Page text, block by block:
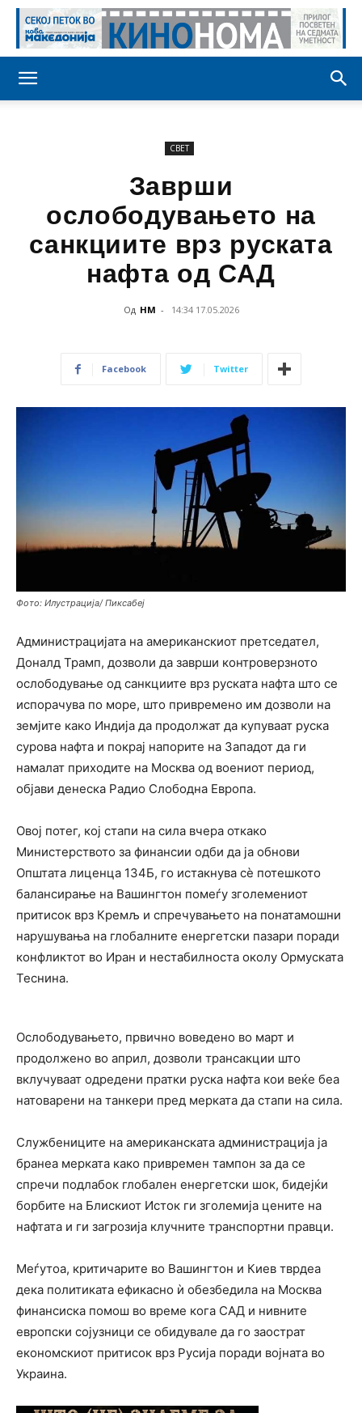
СВЕТ
Заврши
ослободувањето на
санкциите врз руската
нафта од САД
Од НМ - 14:34 17.05.2026
Facebook Twitter
Фото: Илустрација/ Пиксабеј
Администрацијата на американскиот претседател,
Доналд Трамп, дозволи да заврши контроверзното
ослободување од санкциите врз руската нафта што се
испорачува по море, што привремено им дозволи на
земјите како Индија да продолжат да купуваат руска
сурова нафта и покрај напорите на Западот да ги
намалат приходите на Москва од воениот период,
објави денеска Радио Слободна Европа.
Овој потег, кој стапи на сила вчера откако
Министерството за финансии одби да ја обнови
Општата лиценца 134Б, го истакнува сè потешкото
балансирање на Вашингтон помеѓу зголемениот
притисок врз Кремљ и спречувањето на понатамошни
нарушувања на глобалните енергетски пазари поради
конфликтот во Иран и нестабилноста околу Ормуската
Теснина.
Ослободувањето, првично воведено во март и
продолжено во април, дозволи трансакции што
вклучуваат одредени пратки руска нафта кои веќе беа
натоварени на танкери пред мерката да стапи на сила.
Службениците на американската администрација ја
бранеа мерката како привремен тампон за да се
спречи подлабок глобален енергетски шок, бидејќи
борбите на Блискиот Исток ги зголемија цените на
нафтата и ги загрозија клучните транспортни правци.
Меѓутоа, критичарите во Вашингтон и Киев тврдеа
дека политиката ефикасно ѝ обезбедила на Москва
финансиска помош во време кога САД и нивните
европски сојузници се обидувале да го заострат
економскиот притисок врз Русија поради војната во
Украина.